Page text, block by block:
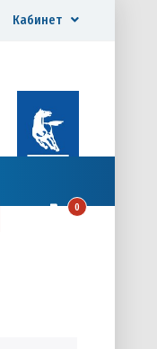
Кабинет
0